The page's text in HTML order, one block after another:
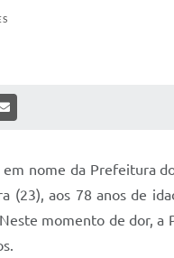
MÍDIAS
nome da Prefeitura
(23), aos 78 anos de
momento de dor,